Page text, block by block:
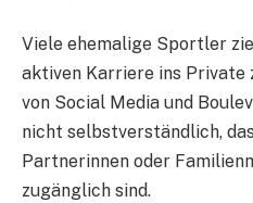
Viele ehemalige Sportler
aktiven Karriere ins Private
von Social Media und
nicht selbstverständlich,
Partnerinnen oder
zugänglich sind.